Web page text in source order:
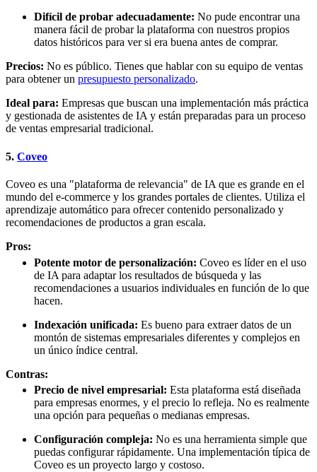
Difícil de probar adecuadamente: No pude encontrar una
manera fácil de probar la plataforma con nuestros propios
datos históricos para ver si era buena antes de comprar.
Precios: No es público. Tienes que hablar con su equipo de ventas
para obtener un presupuesto personalizado.
Ideal para: Empresas que buscan una implementación más práctica
y gestionada de asistentes de IA y están preparadas para un proceso
de ventas empresarial tradicional.
5. Coveo
Coveo es una "plataforma de relevancia" de IA que es grande en el
mundo del e-commerce y los grandes portales de clientes. Utiliza el
aprendizaje automático para ofrecer contenido personalizado y
recomendaciones de productos a gran escala.
Pros:
Potente motor de personalización: Coveo es líder en el uso
de IA para adaptar los resultados de búsqueda y las
recomendaciones a usuarios individuales en función de lo que
hacen.
Indexación unificada: Es bueno para extraer datos de un
montón de sistemas empresariales diferentes y complejos en
un único índice central.
Contras:
Precio de nivel empresarial: Esta plataforma está diseñada
para empresas enormes, y el precio lo refleja. No es realmente
una opción para pequeñas o medianas empresas.
Configuración compleja: No es una herramienta simple que
puedas configurar rápidamente. Una implementación típica de
Coveo es un proyecto largo y costoso.